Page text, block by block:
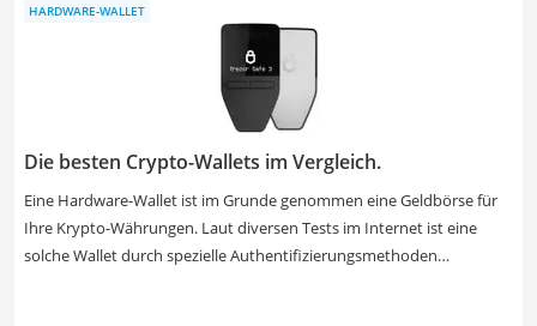
Die besten Crypto-Wallets im Vergleich.
Eine Hardware-Wallet ist im Grunde genommen eine Geldbörse für
Ihre Krypto-Währungen. Laut diversen Tests im Internet ist eine
solche Wallet durch spezielle Authentifizierungsmethoden
HARDWARE-WALLET